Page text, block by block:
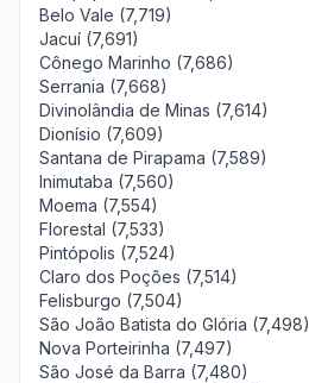
Belo Vale (7,719)
Jacuí (7,691)
Cônego Marinho (7,686)
Serrania (7,668)
Divinolândia de Minas (7,614)
Dionísio (7,609)
Santana de Pirapama (7,589)
Inimutaba (7,560)
Moema (7,554)
Florestal (7,533)
Pintópolis (7,524)
Claro dos Poções (7,514)
Felisburgo (7,504)
São João Batista do Glória (7,498)
Nova Porteirinha (7,497)
São José da Barra (7,480)